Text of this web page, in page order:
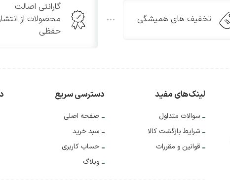
تخفیف های همیشگی
گارانتی اصالت
محصولات از
حفظی
لینک‌های مفید
سوالات متداول
شرایط بازگشت کالا
قوانین و مقررات
دسترسی سریع
صفحه اصلی
سبد خرید
حساب کاربری
وبلاگ